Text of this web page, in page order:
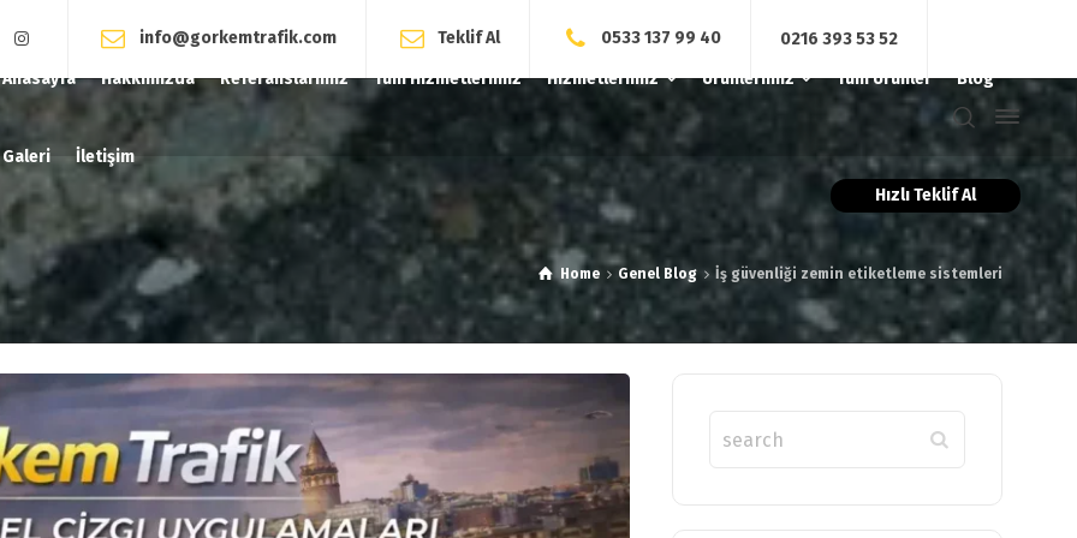
info@gorkemtrafik.com Teklif Al 0533 137 99 40
0216 393 53 52
Anasayfa
Hakkımızda Referanslarımız Tüm Hizmetlerimiz Hizmetlerimiz Ürünlerimiz Tüm Ürünler Blog
Galeri
İletişim
Hızlı Teklif Al
Home Genel Blog İş güvenliği zemin etiketleme sistemleri